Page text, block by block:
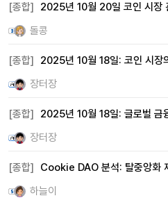
[종합]
2025년 10월 20일 코인 시장
돌콩
[종합]
2025년 10월 18일: 코인 시장
장터장
[종합]
2025년 10월 18일: 글로벌 금
장터장
[종합]
Cookie DAO 분석: 탈중앙화
하늘이